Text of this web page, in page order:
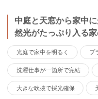
中庭と天窓から家中
然光がたっぷり入る
光庭で家中を明るく プ
洗濯仕事が一箇所で完結
大きな吹抜で採光確保